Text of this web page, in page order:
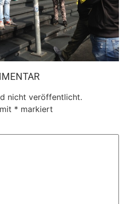
nicht veröffentlicht.
* markiert